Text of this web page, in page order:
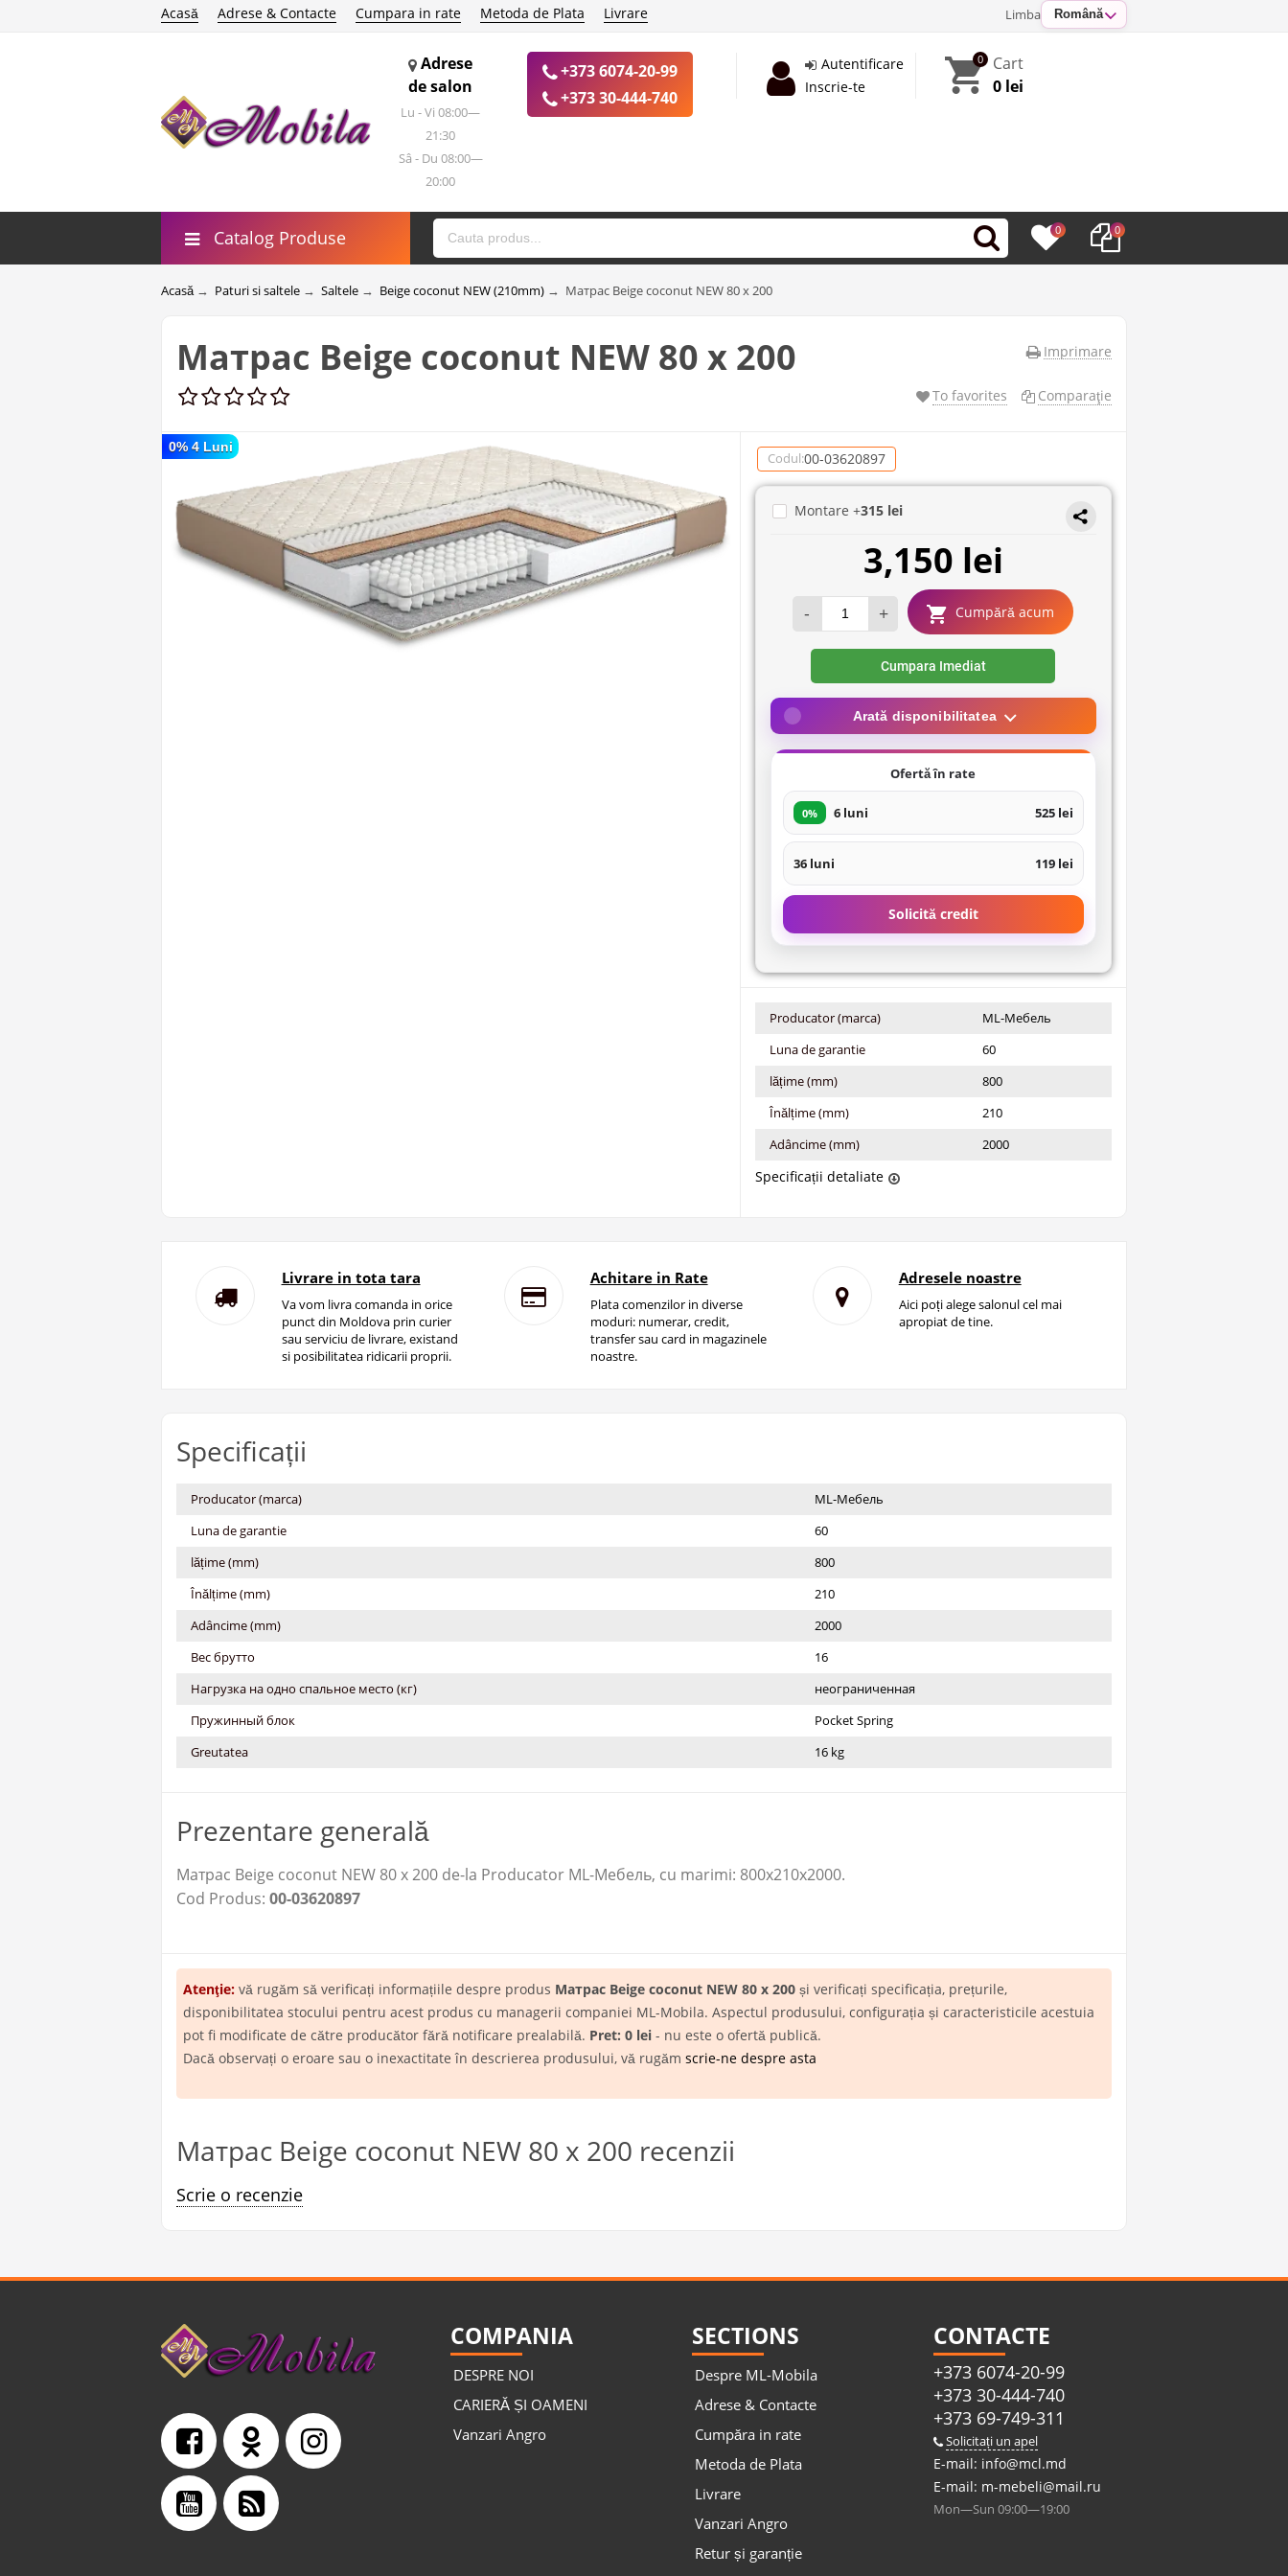
Limba Română
Acasă Adrese & Contacte Cumpara in rate Metoda de Plata Livrare
Adrese
de salon
Lu - Vi 08:00—
21:30
Sâ - Du 08:00—
20:00
+373 6074-20-99
+373 30-444-740
Autentificare
Inscrie-te
0
Cart
0 lei
Catalog Produse 0 0
Acasă → Paturi si saltele → Saltele → Beige coconut NEW (210mm) → Матрас Beige coconut NEW 80 х 200
Imprimare
Матрас Beige coconut NEW 80 х 200
To favorites Comparaţie
0% 4 Luni
Codul:00-03620897
Montare +315 lei
3,150 lei
- + Cumpără acum
Cumpara Imediat
Arată disponibilitatea
Ofertă în rate
0% 6 luni 525 lei
36 luni 119 lei
Solicită credit
Producator (marca)
ML-Мебель
Luna de garantie
60
lățime (mm)
800
Înălțime (mm)
210
Adâncime (mm)
2000
Specificații detaliate
Livrare in tota tara
Va vom livra comanda in orice
punct din Moldova prin curier
sau serviciu de livrare, existand
si posibilitatea ridicarii proprii.
Achitare in Rate
Plata comenzilor in diverse
moduri: numerar, credit,
transfer sau card in magazinele
noastre.
Adresele noastre
Aici poți alege salonul cel mai
apropiat de tine.
Specificații
Producator (marca)
ML-Мебель
Luna de garantie
60
lățime (mm)
800
Înălțime (mm)
210
Adâncime (mm)
2000
Вес брутто
16
Нагрузка на одно спальное место (кг)
неограниченная
Пружинный блок
Pocket Spring
Greutatea
16 kg
Prezentare generală
Матрас Beige coconut NEW 80 х 200 de-la Producator ML-Мебель​, cu marimi: 800x210x2000.
Cod Produs: 00-03620897
Atenţie: vă rugăm să verificați informațiile despre produs Матрас Beige coconut NEW 80 х 200 și verificați specificația, prețurile,
disponibilitatea stocului pentru acest produs cu managerii companiei ML-Mobila. Aspectul produsului, configurația și caracteristicile acestuia
pot fi modificate de către producător fără notificare prealabilă. Pret: 0 lei - nu este o ofertă publică.
Dacă observați o eroare sau o inexactitate în descrierea produsului, vă rugăm scrie-ne despre asta
Матрас Beige coconut NEW 80 х 200 recenzii
Scrie o recenzie
COMPANIA
DESPRE NOI
CARIERĂ ȘI OAMENI
Vanzari Angro
SECTIONS
Despre ML-Mobila
Adrese & Contacte
Cumpăra in rate
Metoda de Plata
Livrare
Vanzari Angro
Retur și garanție
CONTACTE
+373 6074-20-99
+373 30-444-740
+373 69-749-311
Solicitați un apel
E-mail: info@mcl.md
E-mail: m-mebeli@mail.ru
Mon—Sun 09:00—19:00